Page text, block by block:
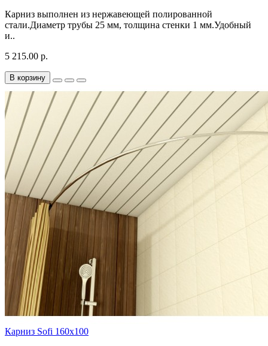
Карниз выполнен из нержавеющей полированной
стали.Диаметр трубы 25 мм, толщина стенки 1 мм.Удобный
и..
5 215.00 р.
В корзину
Карниз Sofi 160x100